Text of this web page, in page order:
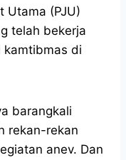
Utama (PJU)
telah bekerja
kamtibmas di
barangkali
rekan-rekan
anev. Dan